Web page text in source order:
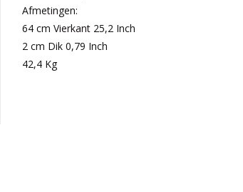
Afmetingen:
64 cm Vierkant 25,2 Inch
2 cm Dik 0,79 Inch
42,4 Kg